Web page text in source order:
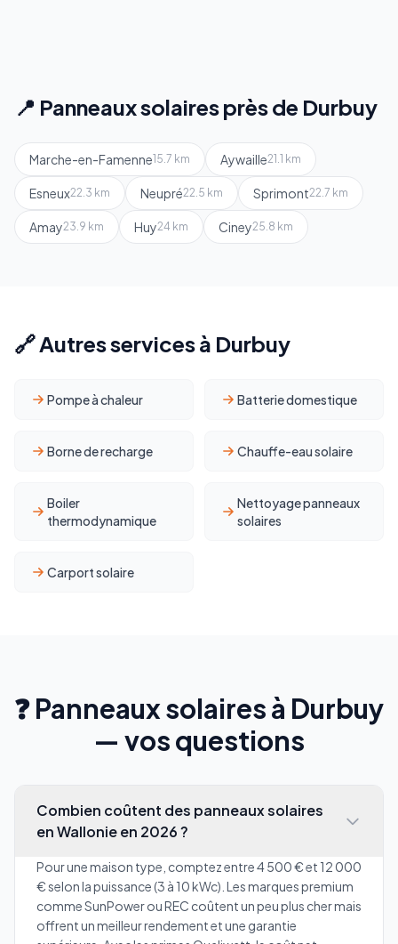
📍 Panneaux solaires près de Durbuy
Marche-en-Famenne15.7 km Aywaille21.1 km
Esneux22.3 km Neupré22.5 km Sprimont22.7 km
Amay23.9 km Huy24 km Ciney25.8 km
🔗 Autres services à Durbuy
Pompe à chaleur Batterie domestique
Borne de recharge Chauffe-eau solaire
Boiler
thermodynamique
Nettoyage panneaux
solaires
Carport solaire
❓ Panneaux solaires à Durbuy
— vos questions
Combien coûtent des panneaux solaires
en Wallonie en 2026 ?
Pour une maison type, comptez entre 4 500 € et 12 000
€ selon la puissance (3 à 10 kWc). Les marques premium
comme SunPower ou REC coûtent un peu plus cher mais
offrent un meilleur rendement et une garantie